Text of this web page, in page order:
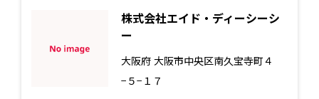
株式会社エイド・ディーシーシ
ー
大阪府 大阪市中央区南久宝寺町４
−５−１７